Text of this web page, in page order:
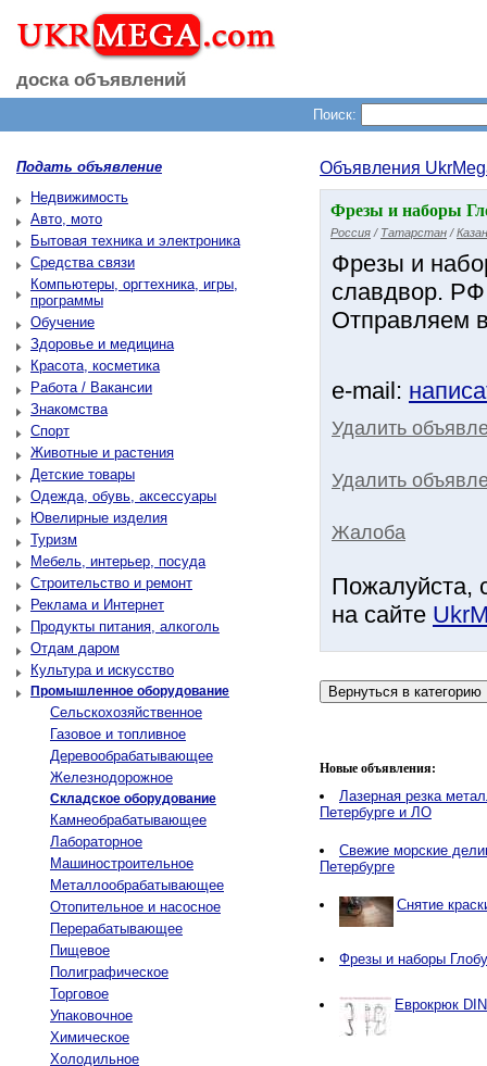
доска объявлений
Поиск:
Подать объявление
Недвижимость
Авто, мото
Бытовая техника и электроника
Средства связи
Компьютеры, оргтехника, игры,
программы
Обучение
Здоровье и медицина
Красота, косметика
Работа / Вакансии
Знакомства
Спорт
Животные и растения
Детские товары
Одежда, обувь, аксессуары
Ювелирные изделия
Туризм
Мебель, интерьер, посуда
Строительство и ремонт
Реклама и Интернет
Продукты питания, алкоголь
Отдам даром
Культура и искусство
Промышленное оборудование
Сельскохозяйственное
Газовое и топливное
Деревообрабатывающее
Железнодорожное
Складское оборудование
Камнеобрабатывающее
Лабораторное
Машиностроительное
Металлообрабатывающее
Отопительное и насосное
Перерабатывающее
Пищевое
Полиграфическое
Торговое
Упаковочное
Химическое
Холодильное
Объявления
Фрезы и наборы
Россия / Татарстан /
Фрезы и
славдвор. РФ
Отправляем
e-mail:
Удалить
Удалить
Жалоба
Пожалуйста,
на сайте
Новые объявления:
Лазерная резка
Петербурге и ЛО
Свежие морские
Петербурге
Снятие
Фрезы и наборы
Еврокрюк